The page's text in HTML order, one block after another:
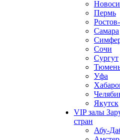
Пермь
Самара
Сочи
Сургут
Уфа
Якутск
VIP залы
стран
Абу-